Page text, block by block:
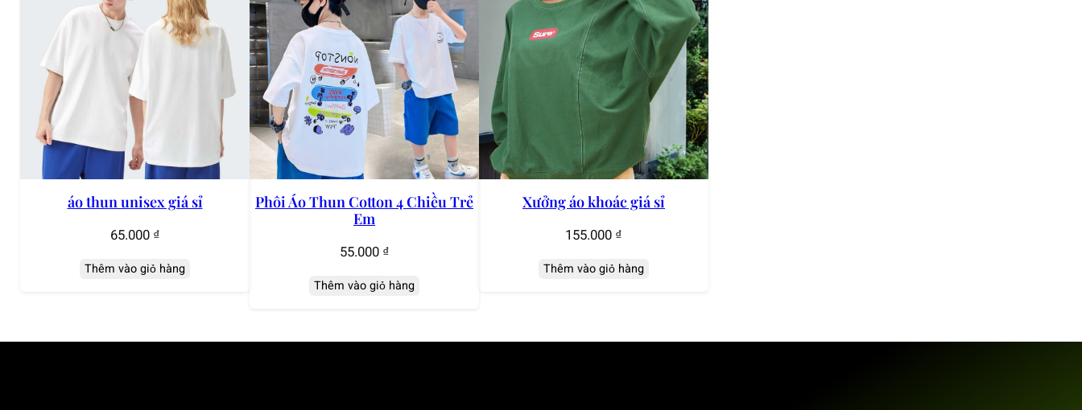
áo thun unisex giá sỉ
65.000 ₫
Thêm vào giỏ hàng
Phôi Áo Thun Cotton 4 Chiều Trẻ
Em
55.000 ₫
Thêm vào giỏ hàng
Xưởng áo khoác giá sỉ
155.000 ₫
Thêm vào giỏ hàng